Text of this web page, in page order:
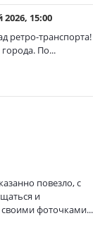
15:00
ретро-транспорта!
По...
повезло, с
и
фоточками...